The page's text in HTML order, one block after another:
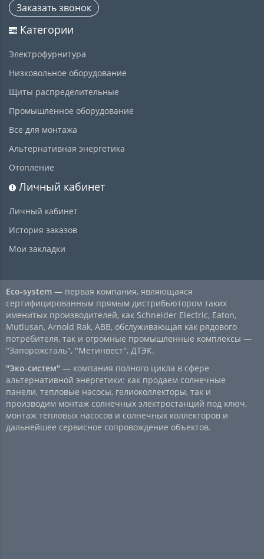
Заказать звонок
Категории
Электрофурнитура
Низковольное оборудование
Щиты распределительные
Промышленное оборудование
Все для монтажа
Альтернативная энергетика
Отопление
Личный кабинет
Личный кабинет
История заказов
Мои закладки
Eco-system — первая компания, являющаяся
сертифицированным прямым дистрибьютором таких
именитых производителей, как Schneider Electric, Eaton,
Mutlusan, Arnold Rak, ABB, обслуживающая как рядового
потребителя, так и огромные промышленные комплексы —
"Запорожсталь", "Метинвест", ДТЭК.
"Эко-систем" — компания полного цикла в сфере
альтернативной энергетики: как продаем солнечные
панели, тепловые насосы, гелиоколлекторы, так и
производим монтаж солнечных электростанций под ключ,
монтаж тепловых насосов и солнечных коллекторов и
дальнейшее сервисное сопровождение объектов.